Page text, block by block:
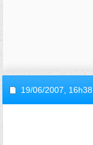
19/06/2007, 16h38